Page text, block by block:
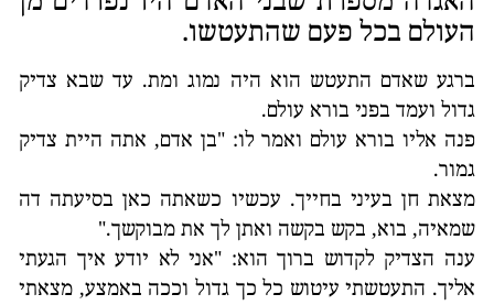
העולם בכל פעם שהתעטשו.
ברגע שאדם התעטש הוא היה נמוג ומת. עד שבא צדיק
גדול ועמד בפני בורא עולם.
פנה אליו בורא עולם ואמר לו: "בן אדם, אתה היית צדיק
גמור.
מצאת חן בעיני בחייך. עכשיו כשאתה כאן בסיעתה דה
שמאיה, בוא, בקש בקשה ואתן לך את מבוקשך."
ענה הצדיק לקדוש ברוך הוא: "אני לא יודע איך הגעתי
אליך. התעטשתי עיטוש כל כך גדול וככה באמצע, מצאתי